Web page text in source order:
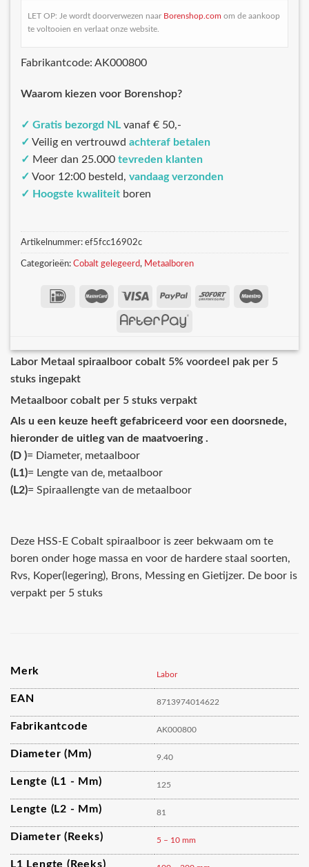
LET OP: Je wordt doorverwezen naar Borenshop.com om de aankoop
te voltooien en verlaat onze website.
Fabrikantcode: AK000800
Waarom kiezen voor Borenshop?
✓ Gratis bezorgd NL vanaf € 50,-
✓ Veilig en vertrouwd achteraf betalen
✓ Meer dan 25.000 tevreden klanten
✓ Voor 12:00 besteld, vandaag verzonden
✓ Hoogste kwaliteit boren
Artikelnummer: ef5fcc16902c
Categorieën: Cobalt gelegeerd, Metaalboren
Labor Metaal spiraalboor cobalt 5% voordeel pak per 5
stuks ingepakt
Metaalboor cobalt per 5 stuks verpakt
Als u een keuze heeft gefabriceerd voor een doorsnede,
hieronder de uitleg van de maatvoering .
(D )= Diameter‚ metaalboor
(L1)= Lengte van de‚ metaalboor
(L2)= Spiraallengte van de metaalboor
Deze HSS-E Cobalt spiraalboor is zeer bekwaam om te
boren onder hoge massa en voor de hardere staal soorten,
Rvs, Koper(legering), Brons, Messing en Gietijzer. De boor is
verpakt per 5 stuks
Merk Labor
EAN 8713974014622
Fabrikantcode AK000800
Diameter (mm) 9.40
Lengte (L1 - Mm) 125
Lengte (L2 - Mm) 81
Diameter (reeks) 5 – 10 mm
L1 Lengte (reeks)